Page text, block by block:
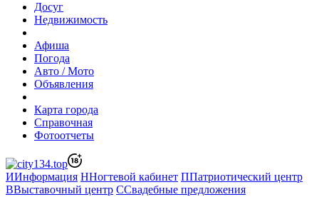
Досуг
Недвижимость
Афиша
Погода
Авто / Мото
Объявления
Карта города
Справочная
Фотоотчеты
ИИнформация ННогтевой кабинет ППатриотический центр
ВВыставочный центр ССвадебные предложения